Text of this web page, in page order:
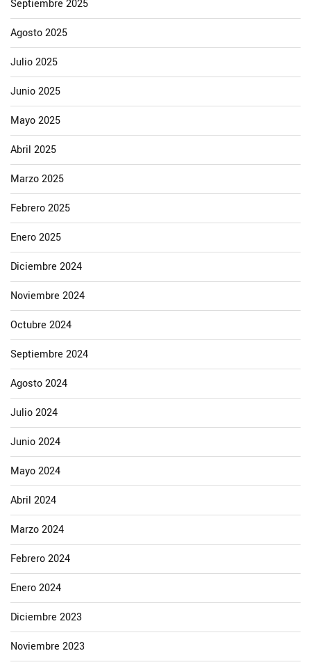
Septiembre 2025
Agosto 2025
Julio 2025
Junio 2025
Mayo 2025
Abril 2025
Marzo 2025
Febrero 2025
Enero 2025
Diciembre 2024
Noviembre 2024
Octubre 2024
Septiembre 2024
Agosto 2024
Julio 2024
Junio 2024
Mayo 2024
Abril 2024
Marzo 2024
Febrero 2024
Enero 2024
Diciembre 2023
Noviembre 2023